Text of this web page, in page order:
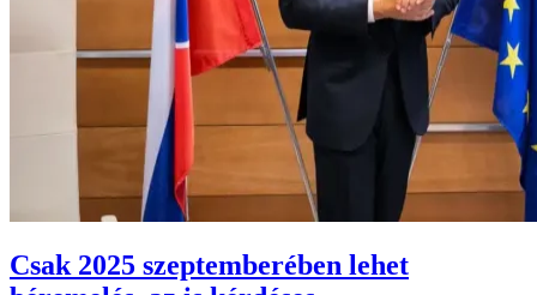
Csak 2025 szeptemberében lehet